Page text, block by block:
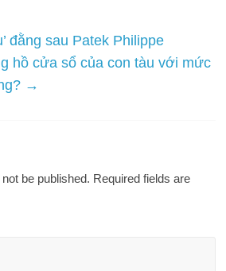
đằng sau Patek Philippe
hồ cửa sổ của con tàu với mức
→
be published. Required fields are